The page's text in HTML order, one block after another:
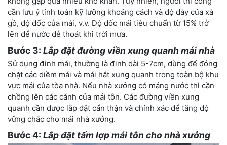
cần lưu ý tính toán kỹ lưỡng khoảng cách và độ dày của xà
gồ, độ dốc của mái, v.v. Độ dốc mái tiêu chuẩn từ 15% trở
lên để nước dễ thoát khi trời mưa.
Bước 3: Lắp đặt đường viền xung quanh mái nhà
Sử dụng đinh mái, thường là đinh dài 5-7cm, dùng để đóng
chặt các diềm mái và mái hắt xung quanh trong toàn bộ khu
vực mái của tòa nhà. Nếu nhà xưởng có máng nước thì cần
chồng lên các cánh của mái tôn. Các đường viền xung
quanh cần được lắp đặt cẩn thận và chính xác để tăng độ
vững chắc cho mái nhà xưởng.
Bước 4: Lắp đặt tấm lợp mái tôn cho nhà xưởng